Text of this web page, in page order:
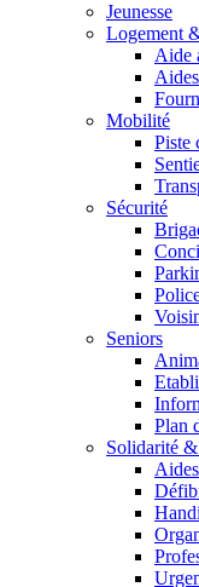
Jeunesse
Logement
Aide
Mobilité
Piste
Sécurité
Seniors
Plan
Solidarité